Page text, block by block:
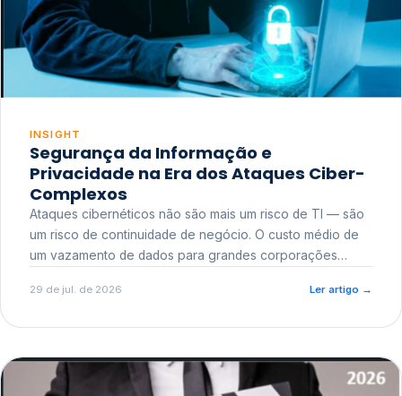
INSIGHT
Segurança da Informação e
Privacidade na Era dos Ataques Ciber-
Complexos
Ataques cibernéticos não são mais um risco de TI — são
um risco de continuidade de negócio. O custo médio de
um vazamento de dados para grandes corporações
reputacional e o risco regulatório junto a órgãos como a
29 de jul. de 2026 Ler artigo →